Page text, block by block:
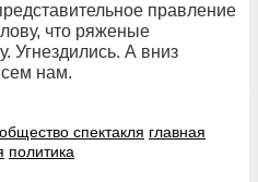
правление
что ряженые
Угнездились. А вниз
нам.
общество спектакля главная
политика